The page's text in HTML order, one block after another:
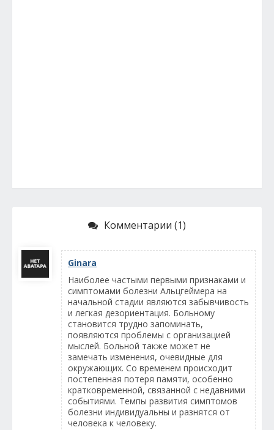
Комментарии (1)
Ginara
Наиболее частыми первыми признаками и
симптомами болезни Альцгеймера на
начальной стадии являются забывчивость
и легкая дезориентация. Больному
становится трудно запоминать,
появляются проблемы с организацией
мыслей. Больной также может не
замечать изменения, очевидные для
окружающих. Со временем происходит
постепенная потеря памяти, особенно
кратковременной, связанной с недавними
событиями. Темпы развития симптомов
болезни индивидуальны и разнятся от
человека к человеку.